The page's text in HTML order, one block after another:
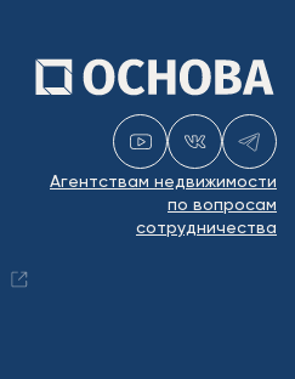
Агентствам недвижимости
по вопросам
сотрудничества